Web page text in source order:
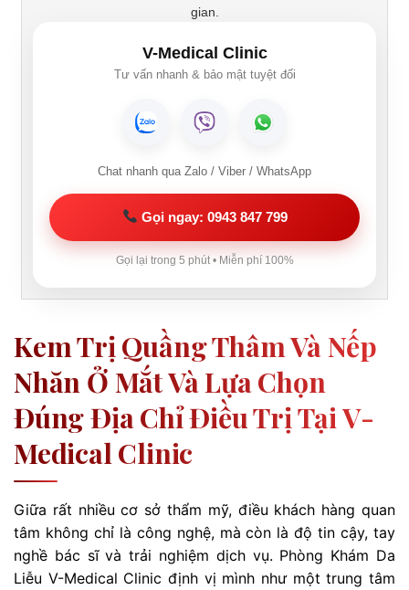
gian.
V-Medical Clinic
Tư vấn nhanh & bảo mật tuyệt đối
Chat nhanh qua Zalo / Viber / WhatsApp
Gọi ngay: 0943 847 799
Gọi lại trong 5 phút • Miễn phí 100%
Kem Trị Quầng Thâm Và Nếp
Nhăn Ở Mắt Và Lựa Chọn
Đúng Địa Chỉ Điều Trị Tại V-
Medical Clinic
Giữa rất nhiều cơ sở thẩm mỹ, điều khách hàng quan
tâm không chỉ là công nghệ, mà còn là độ tin cậy, tay
nghề bác sĩ và trải nghiệm dịch vụ. Phòng Khám Da
Liễu V-Medical Clinic định vị mình như một trung tâm